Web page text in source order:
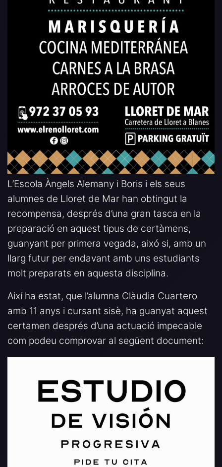
L’Escola Àngels Alemany i Boris i els seus
alumnes de Lloret de Mar han obtingut la
recompensa, després d’una gran tasca en la
preparació en aquest tipus de certàmens,
guanyant per primera vegada, aixó si, amb un
llarg futur per endavant amb uns estudiants
molt preparats en aquesta disciplina.
Així ha estat, que l’alumna Clàudia Cuartero
amb 11 anys i cursant sisè, ha guanyat aquest
certamen després d’una actuació impecable
com podeu comprovar al següent document: